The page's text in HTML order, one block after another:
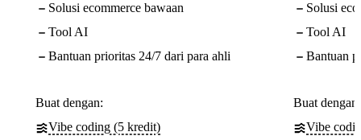
Solusi ecommerce bawaan
Tool AI
Bantuan prioritas 24/7 dari para ahli
Buat dengan:
Vibe coding (5 kredit)
Solusi
Tool AI
Bantuan
Buat dengan:
Vibe